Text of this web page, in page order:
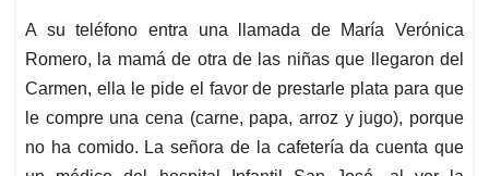
A su teléfono entra una llamada de María Verónica
Romero, la mamá de otra de las niñas que llegaron del
Carmen, ella le pide el favor de prestarle plata para que
le compre una cena (carne, papa, arroz y jugo), porque
no ha comido. La señora de la cafetería da cuenta que